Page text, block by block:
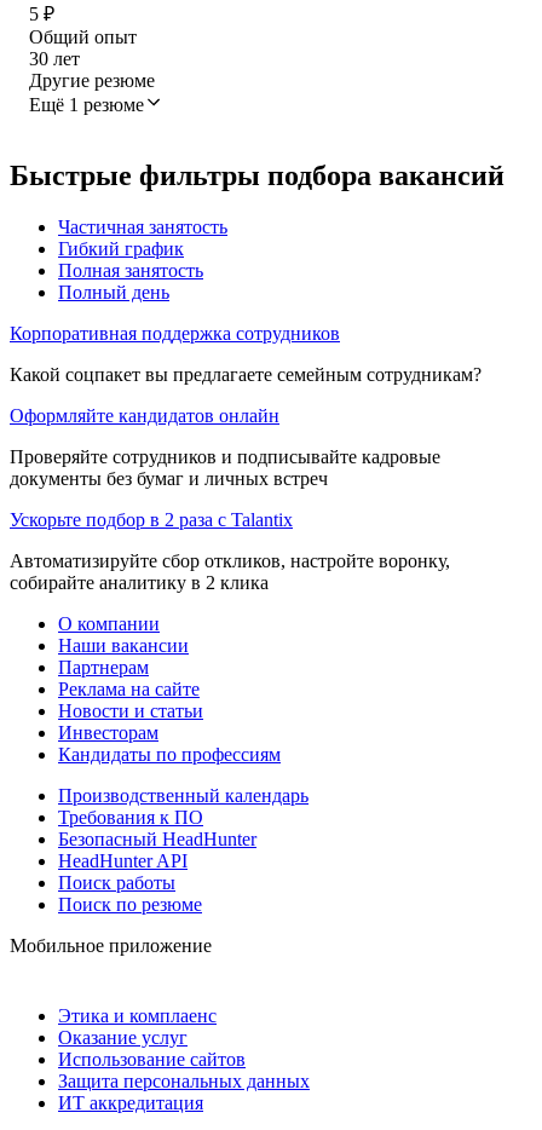
5 ₽
Общий опыт
30 лет
Другие резюме
Ещё 1 резюме
Быстрые фильтры подбора вакансий
Частичная занятость
Гибкий график
Полная занятость
Полный день
Корпоративная поддержка сотрудников
Какой соцпакет вы предлагаете семейным сотрудникам?
Оформляйте кандидатов онлайн
Проверяйте сотрудников и подписывайте кадровые
документы без бумаг и личных встреч
Ускорьте подбор в 2 раза с Talantix
Автоматизируйте сбор откликов, настройте воронку,
собирайте аналитику в 2 клика
О компании
Наши вакансии
Партнерам
Реклама на сайте
Новости и статьи
Инвесторам
Кандидаты по профессиям
Производственный календарь
Требования к ПО
Безопасный HeadHunter
HeadHunter API
Поиск работы
Поиск по резюме
Мобильное приложение
Этика и комплаенс
Оказание услуг
Использование сайтов
Защита персональных данных
ИТ аккредитация